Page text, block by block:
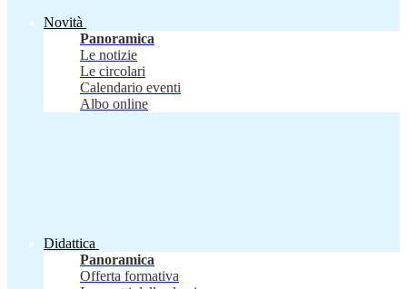
Novità
Panoramica
Le notizie
Le circolari
Calendario eventi
Albo online
Didattica
Panoramica
Offerta formativa